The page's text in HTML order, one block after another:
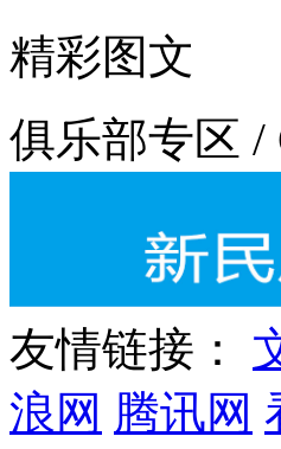
精彩图文
俱乐部专区 /
友情链接：
浪网 腾讯网